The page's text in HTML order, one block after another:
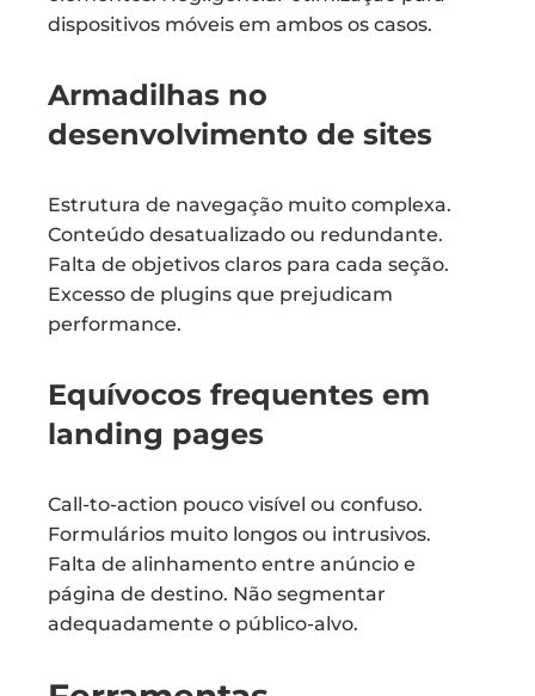
dispositivos móveis em ambos os casos.
Armadilhas no
desenvolvimento de sites
Estrutura de navegação muito complexa.
Conteúdo desatualizado ou redundante.
Falta de objetivos claros para cada seção.
Excesso de plugins que prejudicam
performance.
Equívocos frequentes em
landing pages
Call-to-action pouco visível ou confuso.
Formulários muito longos ou intrusivos.
Falta de alinhamento entre anúncio e
página de destino. Não segmentar
adequadamente o público-alvo.